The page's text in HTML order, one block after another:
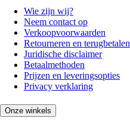
Wie zijn wij?
Neem contact op
Verkoopvoorwaarden
Retourneren en terugbetalen
Juridische disclaimer
Betaalmethoden
Prijzen en leveringsopties
Privacy verklaring
Onze winkels